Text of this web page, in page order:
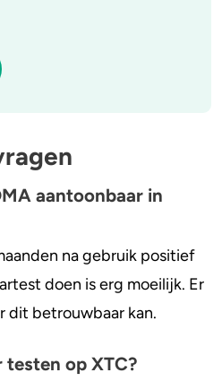
aantoonbaar in
na gebruik positief
doen is erg moeilijk. Er
dit betrouwbaar kan.
op XTC?